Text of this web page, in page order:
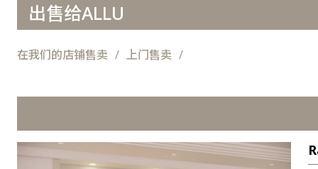
出售给ALLU
在我们的店铺售卖 上门售卖